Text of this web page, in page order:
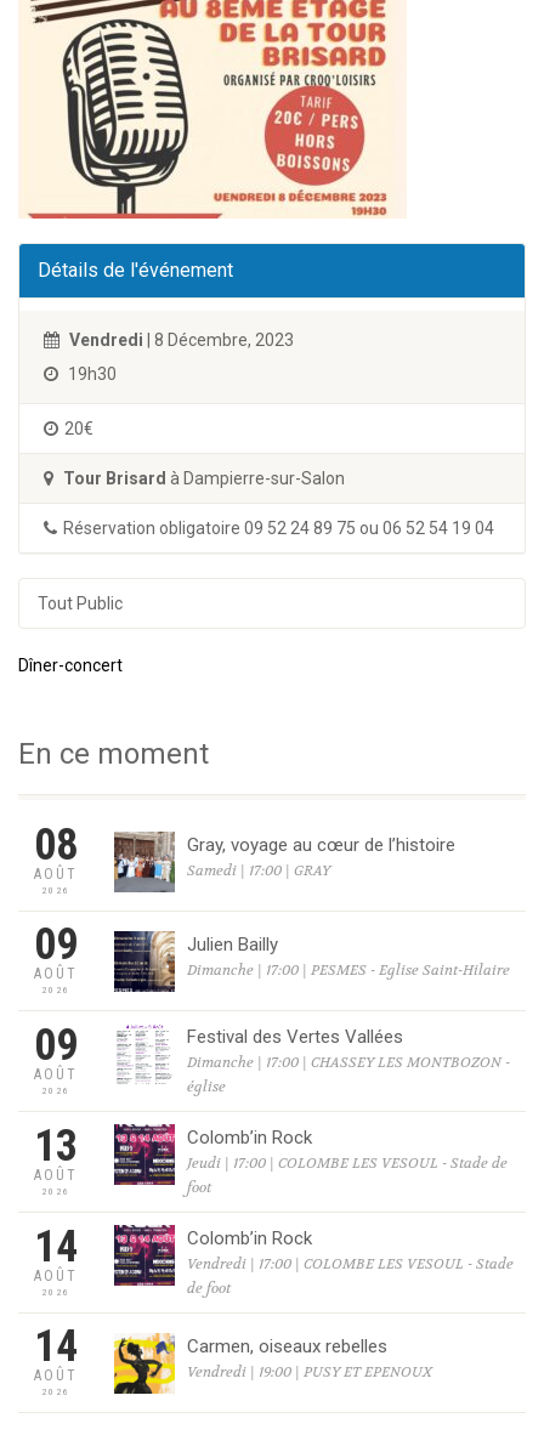
Détails de l'événement
Vendredi | 8 Décembre, 2023
19h30
20€
Tour Brisard à Dampierre-sur-Salon
Réservation obligatoire 09 52 24 89 75 ou 06 52 54 19 04
Tout Public
Dîner-concert
En ce moment
08
AOÛT
2026
Gray, voyage au cœur de l’histoire
Samedi | 17:00 | GRAY
09
AOÛT
2026
Julien Bailly
Dimanche | 17:00 | PESMES - Eglise Saint-Hilaire
09
AOÛT
2026
Festival des Vertes Vallées
Dimanche | 17:00 | CHASSEY LES MONTBOZON -
église
13
AOÛT
2026
Colomb’in Rock
Jeudi | 17:00 | COLOMBE LES VESOUL - Stade de
foot
14
AOÛT
2026
Colomb’in Rock
Vendredi | 17:00 | COLOMBE LES VESOUL - Stade
de foot
14
AOÛT
2026
Carmen, oiseaux rebelles
Vendredi | 19:00 | PUSY ET EPENOUX